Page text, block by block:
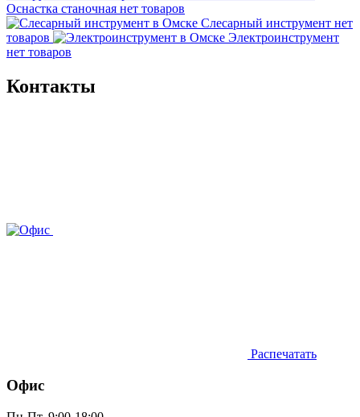
Оснастка станочная нет товаров
Слесарный инструмент нет
товаров
Электроинструмент
нет товаров
Контакты
Распечатать
Офис